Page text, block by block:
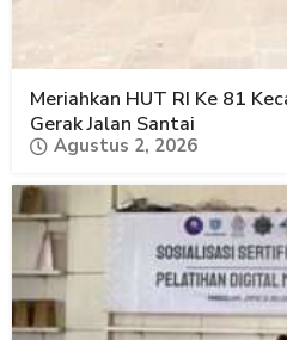
Meriahkan HUT RI Ke 81
Gerak Jalan Santai
Agustus 2, 2026